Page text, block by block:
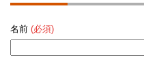
名前 (必須)